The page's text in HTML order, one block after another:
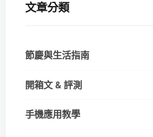
文章分類
節慶與生活指南
開箱文 & 評測
手機應用教學